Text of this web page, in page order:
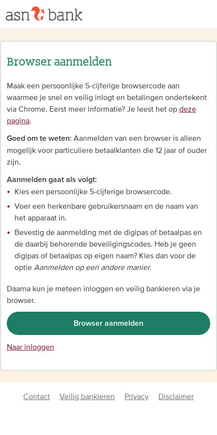
Browser aanmelden
Maak een persoonlijke 5-cijferige browsercode aan
waarmee je snel en veilig inlogt en betalingen ondertekent
via Chrome. Eerst meer informatie? Je leest het op deze
pagina.
Goed om te weten: Aanmelden van een browser is alleen
mogelijk voor particuliere betaalklanten die 12 jaar of ouder
zijn.
Aanmelden gaat als volgt:
Kies een persoonlijke 5-cijferige browsercode.
Voer een herkenbare gebruikersnaam en de naam van
het apparaat in.
Bevestig de aanmelding met de digipas of betaalpas en
de daarbij behorende beveiligingscodes. Heb je geen
digipas of betaalpas op eigen naam? Kies dan voor de
optie Aanmelden op een andere manier.
Daarna kun je meteen inloggen en veilig bankieren via je
browser.
Browser aanmelden
Naar inloggen
Contact Veilig bankieren Privacy Disclaimer